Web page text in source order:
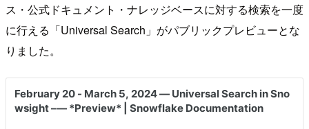
ス・公式ドキュメント・ナレッジベースに対する検索を一度
に行える「Universal Search」がパブリックプレビューとな
りました。